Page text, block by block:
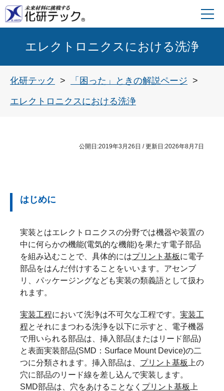
エレクトロニクスにおける洗浄
化研テック 「困った」ときの解説ページ
エレクトロニクスにおける洗浄
公開日:2019年3月26日 / 更新日:2026年8月7日
はじめに
実装とはエレクトロニクスの分野では機器や装置の
中に何らかの機能(電気的な機能)を果たす電子部品
を組み込むことで、具体的にはプリント基板に電子
部品をはんだ付けすることをいいます。アセンブ
リ、パッケージングなども実装の類義語として扱わ
れます。
実装工程において洗浄は不可欠な工程です。 実装工
程とそれにまつわる洗浄を以下に示すと、電子機器
で用いられる部品は、挿入部品(またはリード部品)
と表面実装部品(SMD：Surface Mount Device)の二
つに分類されます。挿入部品は、 プリント基板 上の
穴に部品のリード線を差し込んで実装します。
SMD部品は、穴をあけることなく プリント基板 上